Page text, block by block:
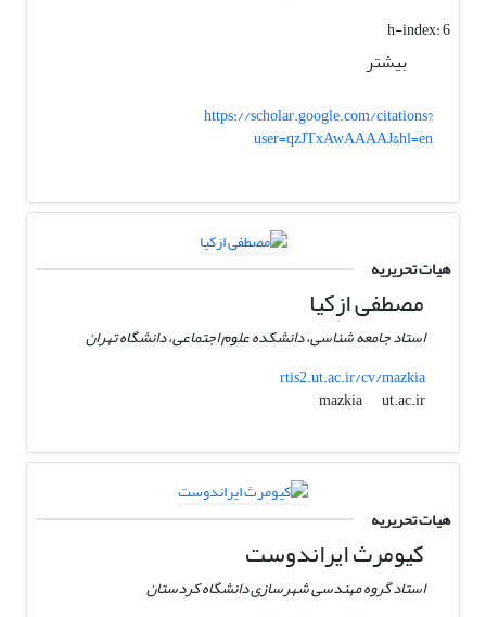
h-index:6
بیشتر
https://scholar.google.com/citations?
user=qzJTxAwAAAAJ&hl=en
هیات تحریریه
مصطفی ازکیا
استاد جامعه شناسی، دانشکده علوم اجتماعی، دانشگاه تهران
rtis2.ut.ac.ir/cv/mazkia
mazkia
ut.ac.ir
هیات تحریریه
کیومرث ایراندوست
استاد گروه مهندسی شهرسازی دانشگاه کردستان